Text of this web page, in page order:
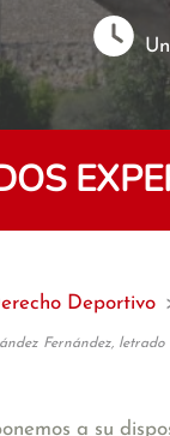
Deportivo
Fernández,
a su